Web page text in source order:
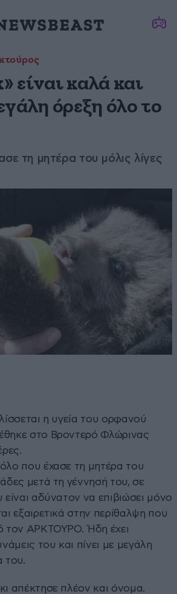
είναι καλά και
όρεξη όλο το
τη μητέρα του μόλις λίγες
η υγεία του ορφανού
στο Βροντερό Φλώρινας
που έχασε τη μητέρα του
μετά τη γέννησή του, σε
είναι αδύνατον να επιβιώσει μόνο
εξαιρετικά στην περίθαλψη που
τον ΑΡΚΤΟΥΡΟ. Ήδη έχει
του και πίνει με μεγάλη
του.
απέκτησε πλέον και όνομα.